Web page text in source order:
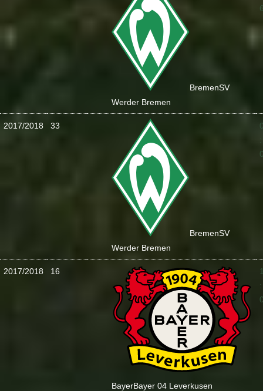
BremenSV
Werder Bremen
2017/2018 33
BremenSV
Werder Bremen
:
2017/2018 16
BayerBayer 04 Leverkusen
: